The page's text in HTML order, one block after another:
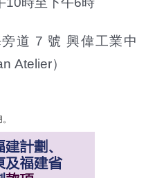
道 7 號 興偉工業中
Atelier）